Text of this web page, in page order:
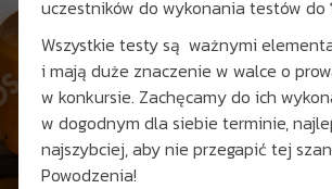
uczestników do wykonania testów do
Wszystkie testy są ważnymi
i mają duże znaczenie w walce o
w konkursie. Zachęcamy do ich
w dogodnym dla siebie terminie,
najszybciej, aby nie przegapić tej
Powodzenia!